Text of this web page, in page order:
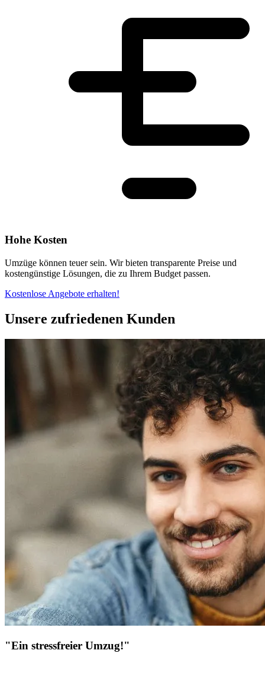
Hohe Kosten
Umzüge können teuer sein. Wir bieten transparente Preise und
kostengünstige Lösungen, die zu Ihrem Budget passen.
Kostenlose Angebote erhalten!
Unsere zufriedenen Kunden
"Ein stressfreier Umzug!"